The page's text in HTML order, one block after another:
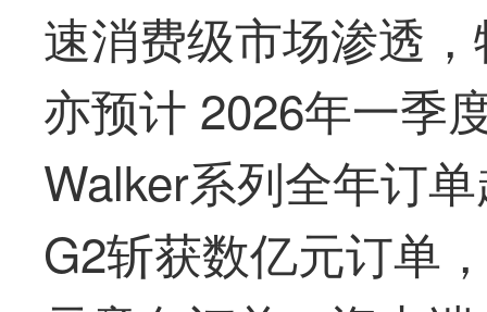
速消费级市场渗透
亦预计 2026年一季
Walker系列全年订
G2斩获数亿元订单